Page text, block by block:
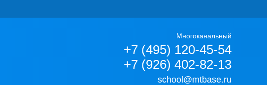
Многоканальный
+7 (495) 120-45-54
+7 (926) 402-82-13
school@mtbase.ru